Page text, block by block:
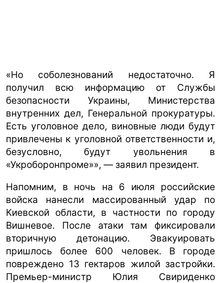
«Но соболезнований недостаточно. Я
получил всю информацию от Службы
безопасности Украины, Министерства
внутренних дел, Генеральной прокуратуры.
Есть уголовное дело, виновные люди будут
привлечены к уголовной ответственности и,
безусловно, будут увольнения в
«Укроборонпроме»», — заявил президент.
Напомним, в ночь на 6 июля российские
войска нанесли массированный удар по
Киевской области, в частности по городу
Вишневое. После атаки там фиксировали
вторичную детонацию. Эвакуировать
пришлось более 600 человек. В городе
повреждено 13 гектаров жилой застройки.
Премьер-министр Юлия Свириденко